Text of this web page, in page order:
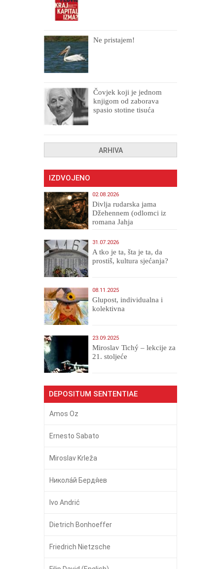
Ne pristajem!
Čovjek koji je jednom
knjigom od zaborava
spasio stotine tisuća
ARHIVA
IZDVOJENO
02.08.2026
Divlja rudarska jama
Džehennem (odlomci iz
romana Jahja
31.07.2026
A tko je ta, šta je ta, da
prostiš, kultura sjećanja?
08.11.2025
Glupost, individualna i
kolektivna
23.09.2025
Miroslav Tichý – lekcije za
21. stoljeće
DEPOSITUM SENTENTIAE
Amos Oz
Ernesto Sabato
Miroslav Krleža
Никола́й Бердя́ев
Ivo Andrić
Dietrich Bonhoeffer
Friedrich Nietzsche